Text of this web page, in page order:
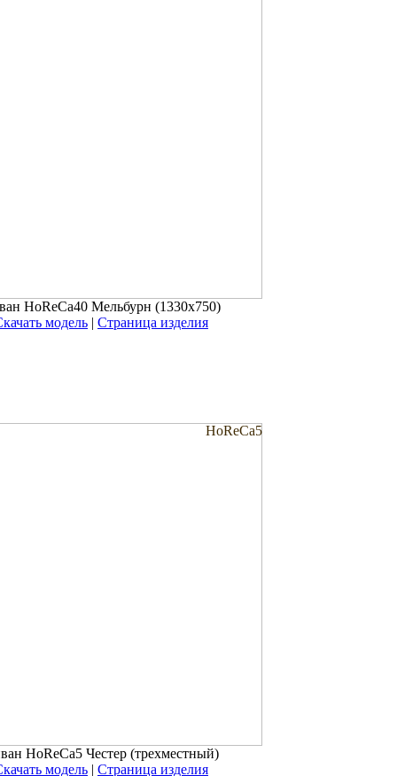
HoReCa40 Мельбурн (1330x750)
модель | Страница изделия
HoReCa5
HoReCa5 Честер (трехместный)
модель | Страница изделия